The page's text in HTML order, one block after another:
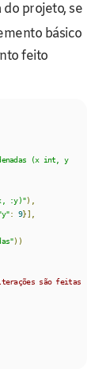
do projeto, se
básico
feito
(x int, y
:y)"),
: 9}],
))
são feitas